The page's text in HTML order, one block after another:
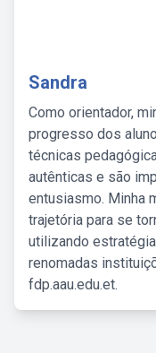
Sandra
Como orientador,
progresso dos
técnicas
autênticas e são
entusiasmo. Minha
trajetória para se
utilizando
renomadas
fdp.aau.edu.et.